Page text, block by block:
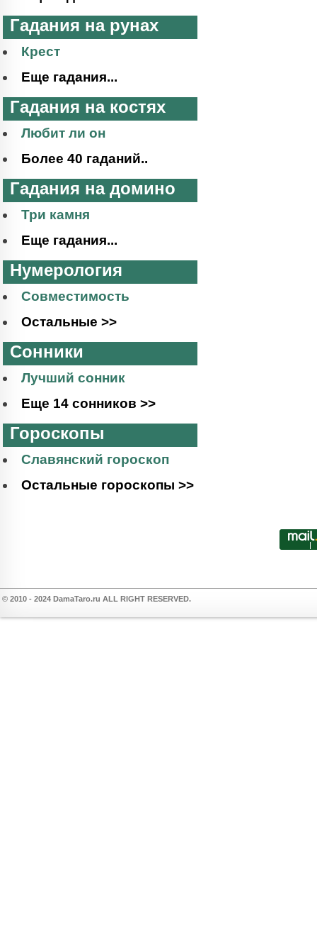
Гадания на рунах
Крест
Еще гадания...
Гадания на костях
Любит ли он
Более 40 гаданий..
Гадания на домино
Три камня
Еще гадания...
Нумерология
Совместимость
Остальные >>
Сонники
Лучший сонник
Еще 14 сонников >>
Гороскопы
Славянский гороскоп
Остальные гороскопы >>
© 2010 - 2024 DamaTaro.ru ALL RIGHT RESERVED.